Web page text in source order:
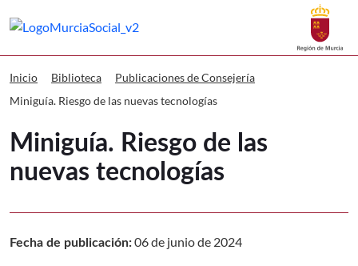
Murcia Social Miniguía. Riesgo de
Buscar
Inicio Biblioteca
Publicaciones de Consejería
Miniguía. Riesgo de las nuevas tecnologías
Miniguía. Riesgo de las
nuevas tecnologías
Fecha de publicación:06 de junio de 2024